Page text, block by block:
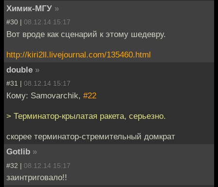
Химик-МГУ »
#30 | 08.12.14 15:17
Вот вроде как сценарий к этому шедевру.
http://kiri2ll.livejournal.com/135460.html
double »
#31 | 08.12.14 15:17
Кому: Samovarchik, #22
> Терминатор-крылатая ракета, серьезно.
скорее терминатор-стремительный домкрат
Gotlib »
#32 | 08.12.14 15:17
заинтриговало!!